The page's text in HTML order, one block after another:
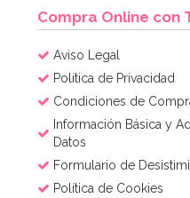
Compra Online con
Aviso Legal
Política de Privacidad
Condiciones de
Información Básica y
Datos
Formulario de
Política de Cookies